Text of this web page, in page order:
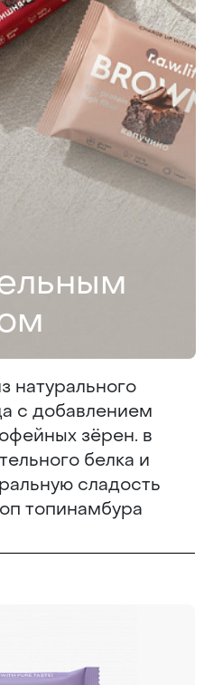
натурального
с добавлением
зёрен. в
белка и
сладость
топинамбура